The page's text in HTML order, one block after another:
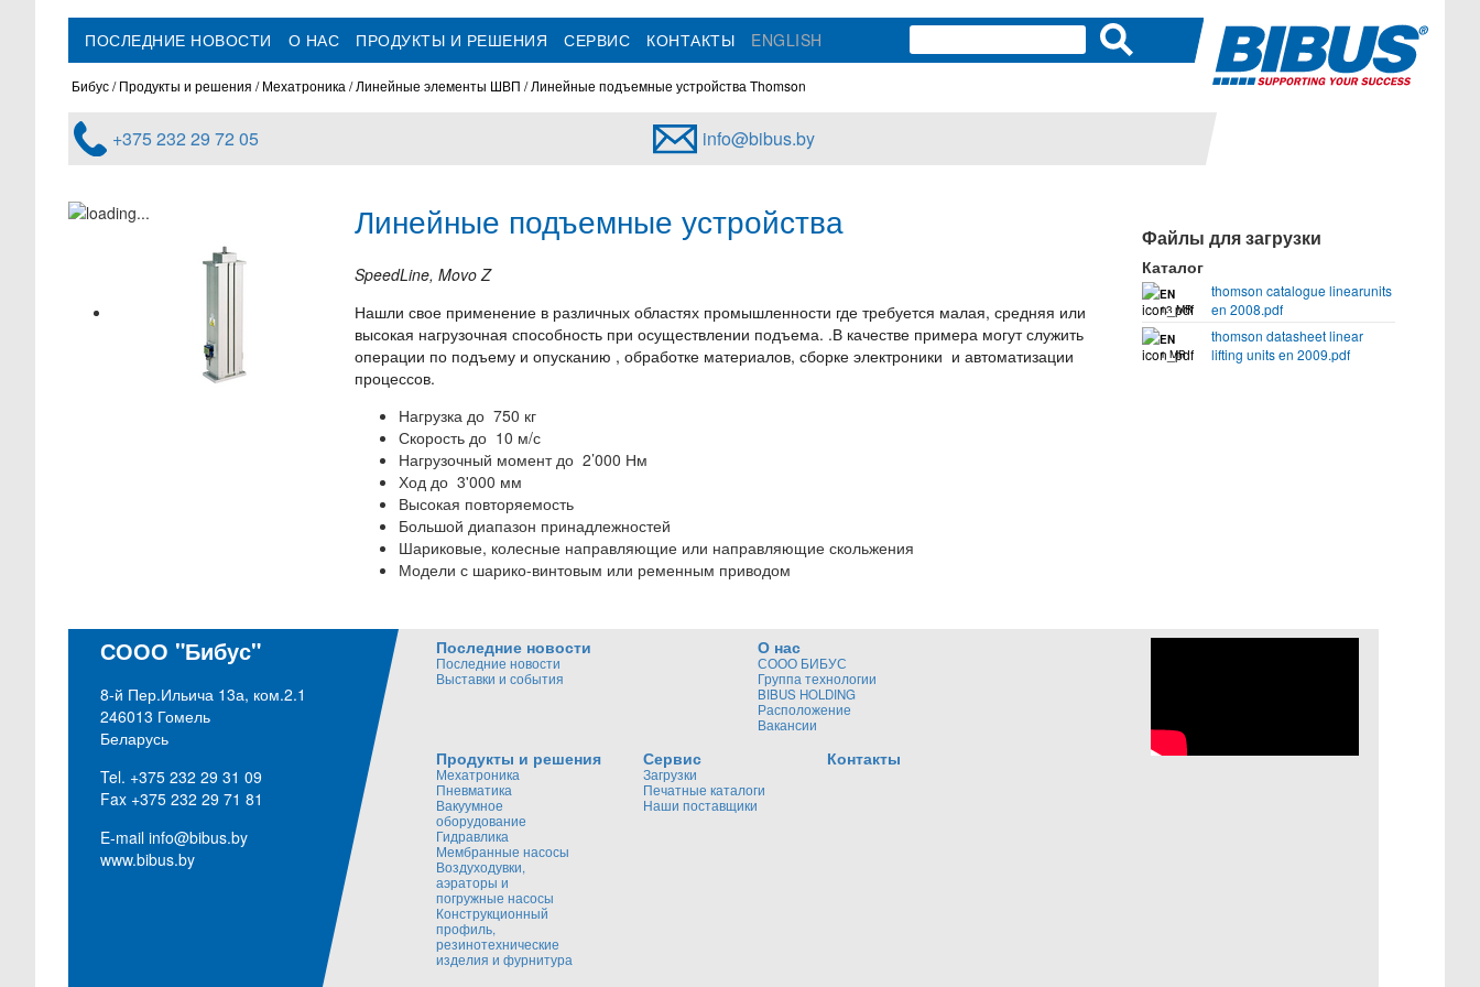
ПОСЛЕДНИЕ НОВОСТИ О НАС ПРОДУКТЫ И РЕШЕНИЯ СЕРВИС КОНТАКТЫ ENGLISH
Бибус Продукты и решения Мехатроника Линейные элементы ШВП Линейные подъемные устройства Thomson
+375 232 29 72 05 info@bibus.by
Линейные подъемные устройства
SpeedLine, Movo Z
Нашли свое применение в различных областях промышленности где требуется малая, средняя или
высокая нагрузочная способность при осуществлении подъема. .В качестве примера могут служить
операции по подъему и опусканию , обработке материалов, сборке электроники и автоматизации
процессов.
Нагрузка до 750 кг
Скорость до 10 м/с
Нагрузочный момент до 2’000 Нм
Ход до 3'000 мм
Высокая повторяемость
Большой диапазон принадлежностей
Шариковые, колесные направляющие или направляющие скольжения
Модели с шарико-винтовым или ременным приводом
Файлы для загрузки
Каталог
EN
13 MB
thomson catalogue linearunits
en 2008.pdf
EN
1 MB
thomson datasheet linear
lifting units en 2009.pdf
СООО "Бибус"
8-й Пер.Ильича 13а, ком.2.1
246013 Гомель
Беларусь
Tel. +375 232 29 31 09
Fax +375 232 29 71 81
E-mail info@bibus.by
www.bibus.by
Последние новости
Последние новости
Выставки и события
О нас
СООО БИБУС
Группа технологии
BIBUS HOLDING
Расположение
Вакансии
Продукты и решения
Мехатроника
Пневматика
Вакуумное
оборудование
Гидравлика
Мембранные насосы
Воздуходувки,
аэраторы и
погружные насосы
Конструкционный
профиль,
резинотехнические
изделия и фурнитура
Сервис
Загрузки
Печатные каталоги
Наши поставщики
Контакты